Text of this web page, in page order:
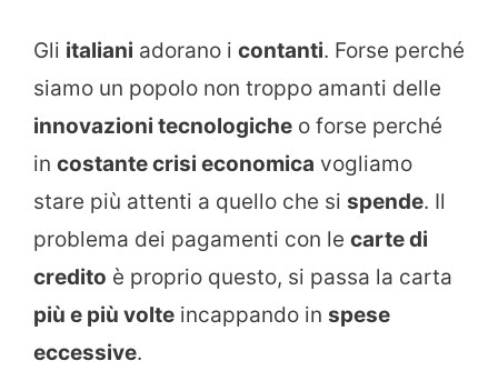
Gli italiani adorano i contanti. Forse perché
siamo un popolo non troppo amanti delle
innovazioni tecnologiche o forse perché
in costante crisi economica vogliamo
stare più attenti a quello che si spende. Il
problema dei pagamenti con le carte di
credito è proprio questo, si passa la carta
più e più volte incappando in spese
eccessive.